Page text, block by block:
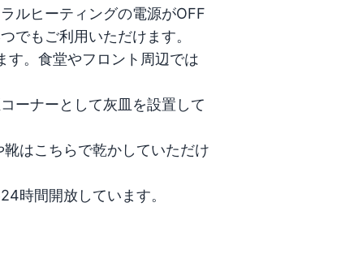
ルヒーティングの電源がOFF
でもご利用いただけます。
す。食堂やフロント周辺では
ーナーとして灰皿を設置して
はこちらで乾かしていただけ
時間開放しています。